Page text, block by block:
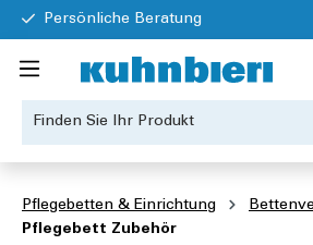
Persönliche Beratung
Pflegebetten & Einrichtung
Pflegebett Zubehör